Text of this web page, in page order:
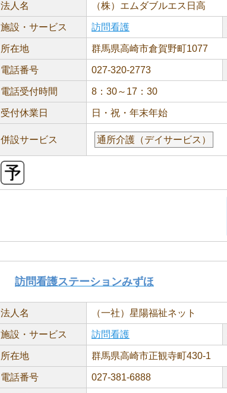
法人名 （株）エムダブルエス日高
施設・サービス 訪問看護
所在地 群馬県高崎市倉賀野町1077
電話番号 027-320-2773
電話受付時間 8：30～17：30
受付休業日 日・祝・年末年始
併設サービス 通所介護（デイサービス）
訪問看護ステーションみずほ
法人名 （一社）星陽福祉ネット
施設・サービス 訪問看護
所在地 群馬県高崎市正観寺町430-1
電話番号 027-381-6888